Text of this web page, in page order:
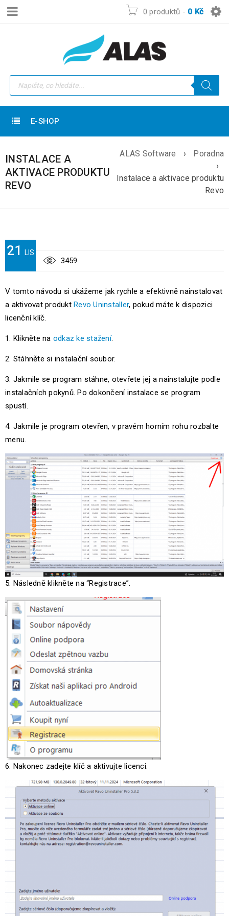
0 produktů - 0 Kč
E-SHOP
INSTALACE A
AKTIVACE PRODUKTU
REVO
ALAS Software ›
Poradna
›
Instalace a aktivace produktu
Revo
21 LIS
3459
V tomto návodu si ukážeme jak rychle a efektivně nainstalovat
a aktivovat produkt Revo Uninstaller, pokud máte k dispozici
licenční klíč.
1. Klikněte na odkaz ke stažení.
2. Stáhněte si instalační soubor.
3. Jakmile se program stáhne, otevřete jej a nainstalujte podle
instalačních pokynů. Po dokončení instalace se program
spustí.
4. Jakmile je program otevřen, v pravém horním rohu rozbalte
menu.
5. Následně klikněte na “Registrace”.
6. Nakonec zadejte klíč a aktivujte licenci.